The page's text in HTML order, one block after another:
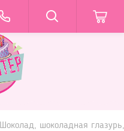
Шоколад, шоколадная